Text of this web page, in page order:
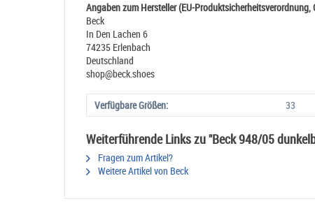
Angaben zum Hersteller (EU-Produktsicherheitsverordnung,
Beck
In Den Lachen 6
74235 Erlenbach
Deutschland
shop@beck.shoes
Verfügbare Größen: 33
Weiterführende Links zu "Beck 948/05
Fragen zum Artikel?
Weitere Artikel von Beck